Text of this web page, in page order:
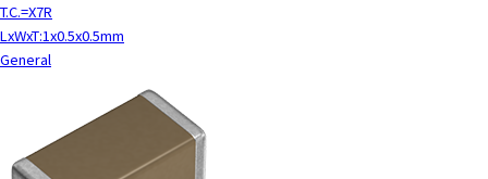
T.C.=X7R
LxWxT:1x0.5x0.5mm
General